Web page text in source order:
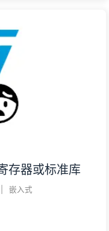
存器或标准库
嵌入式